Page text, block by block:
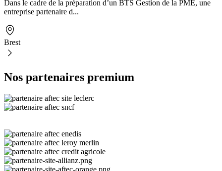
Dans le cadre de la préparation d’un BTS Gestion de la PME, une
entreprise partenaire d...
Brest
Nos partenaires premium